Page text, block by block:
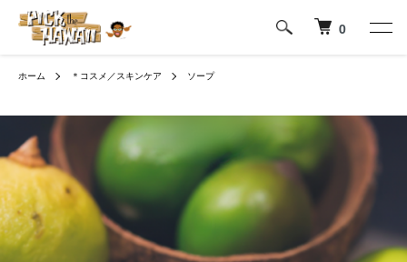
0
ホーム ＊コスメ／スキンケア ソープ